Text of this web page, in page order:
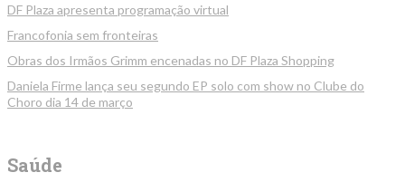
DF Plaza apresenta programação virtual
Francofonia sem fronteiras
Obras dos Irmãos Grimm encenadas no DF Plaza Shopping
Daniela Firme lança seu segundo EP solo com show no Clube do
Choro dia 14 de março
Saúde